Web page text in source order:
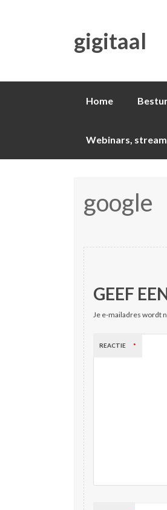
gigitaal
Spring
Home
Webinars,
google
GEEF
Je e-mailadres wordt
REACTIE *